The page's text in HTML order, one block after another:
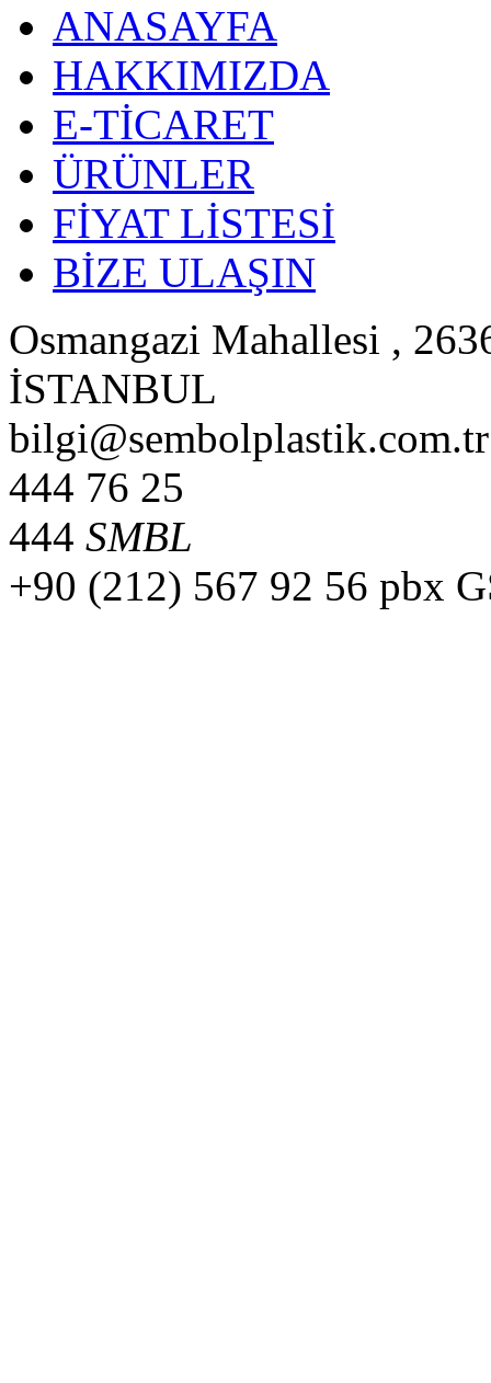
ANASAYFA
HAKKIMIZDA
E-TİCARET
ÜRÜNLER
FİYAT LİSTESİ
BİZE ULAŞIN
Osmangazi Mahallesi ,
İSTANBUL
bilgi@sembolplastik.com.tr
444 76 25
444 SMBL
+90 (212) 567 92 56 pbx